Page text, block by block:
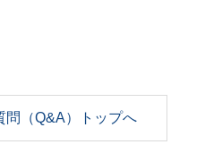
問（Q&A）トップへ